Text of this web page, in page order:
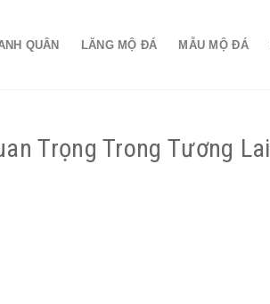
QUÂN LĂNG MỘ ĐÁ MẪU MỘ ĐÁ
Trọng Trong Tương Lai